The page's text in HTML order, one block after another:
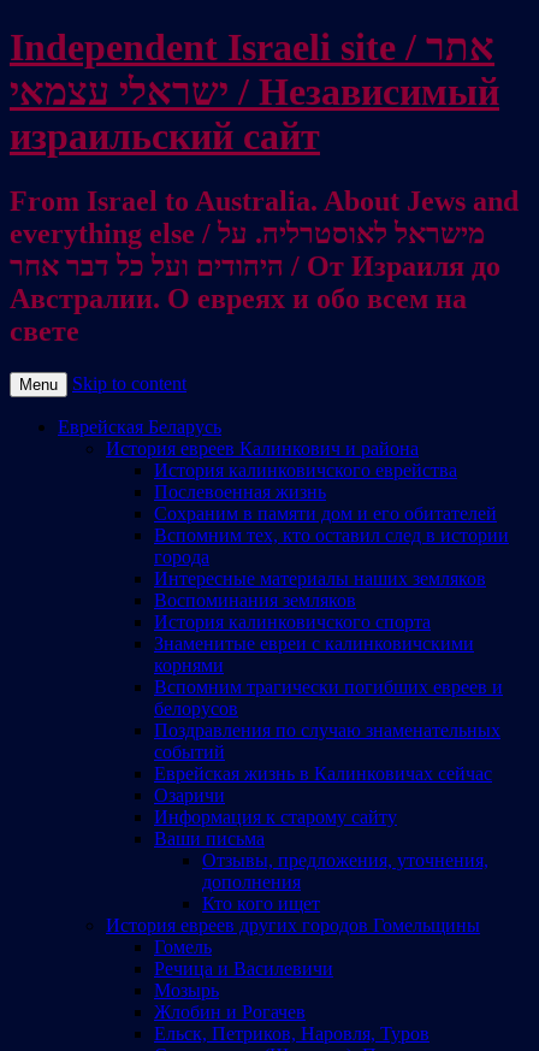
Independent Israeli site / אתר
ישראלי עצמאי / Независимый
израильский сайт
From Israel to Australia. About Jews and
everything else / מישראל לאוסטרליה. על
היהודים ועל כל דבר אחר / От Израиля до
Австралии. О евреях и обо всем на
свете
Menu Skip to content
Еврейская Беларусь
История евреев Калинкович и района
История калинковичского еврейства
Послевоенная жизнь
Сохраним в памяти дом и его обитателей
Вспомним тех, кто оставил след в истории
города
Интересные материалы наших земляков
Воспоминания земляков
История калинковичского спорта
Знаменитые евреи с калинковичскими
корнями
Вспомним трагически погибших евреев и
белорусов
Поздравления по случаю знаменательных
событий
Еврейская жизнь в Калинковичах сейчас
Озаричи
Информация к старому сайту
Ваши письма
Отзывы, предложения, уточнения,
дополнения
Кто кого ищет
История евреев других городов Гомельщины
Гомель
Речица и Василевичи
Мозырь
Жлобин и Рогачев
Ельск, Петриков, Наровля, Туров